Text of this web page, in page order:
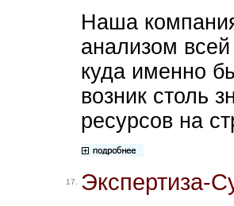
Наша
анализом
куда именно
возник столь
ресурсов на
17. Экспертиза-